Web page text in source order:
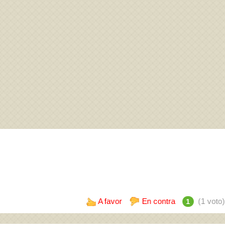
A favor En contra 1 (1 voto)